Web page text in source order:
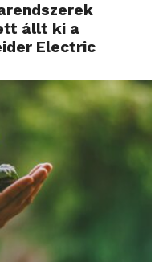
állt ki a
Electric